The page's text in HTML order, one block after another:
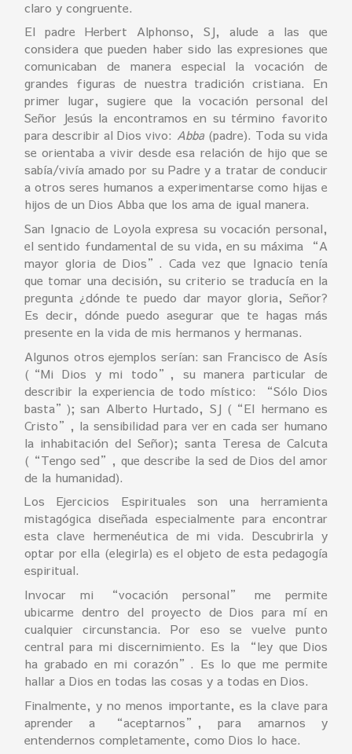
claro y congruente.
El padre Herbert Alphonso, SJ, alude a las que
considera que pueden haber sido las expresiones que
comunicaban de manera especial la vocación de
grandes figuras de nuestra tradición cristiana. En
primer lugar, sugiere que la vocación personal del
Señor Jesús la encontramos en su término favorito
para describir al Dios vivo: Abba (padre). Toda su vida
se orientaba a vivir desde esa relación de hijo que se
sabía/vivía amado por su Padre y a tratar de conducir
a otros seres humanos a experimentarse como hijas e
hijos de un Dios Abba que los ama de igual manera.
San Ignacio de Loyola expresa su vocación personal,
el sentido fundamental de su vida, en su máxima “A
mayor gloria de Dios”. Cada vez que Ignacio tenía
que tomar una decisión, su criterio se traducía en la
pregunta ¿dónde te puedo dar mayor gloria, Señor?
Es decir, dónde puedo asegurar que te hagas más
presente en la vida de mis hermanos y hermanas.
Algunos otros ejemplos serían: san Francisco de Asís
(“Mi Dios y mi todo”, su manera particular de
describir la experiencia de todo místico: “Sólo Dios
basta”); san Alberto Hurtado, SJ (“El hermano es
Cristo”, la sensibilidad para ver en cada ser humano
la inhabitación del Señor); santa Teresa de Calcuta
(“Tengo sed”, que describe la sed de Dios del amor
de la humanidad).
Los Ejercicios Espirituales son una herramienta
mistagógica diseñada especialmente para encontrar
esta clave hermenéutica de mi vida. Descubrirla y
optar por ella (elegirla) es el objeto de esta pedagogía
espiritual.
Invocar mi “vocación personal” me permite
ubicarme dentro del proyecto de Dios para mí en
cualquier circunstancia. Por eso se vuelve punto
central para mi discernimiento. Es la “ley que Dios
ha grabado en mi corazón”. Es lo que me permite
hallar a Dios en todas las cosas y a todas en Dios.
Finalmente, y no menos importante, es la clave para
aprender a “aceptarnos”, para amarnos y
entendernos completamente, como Dios lo hace.